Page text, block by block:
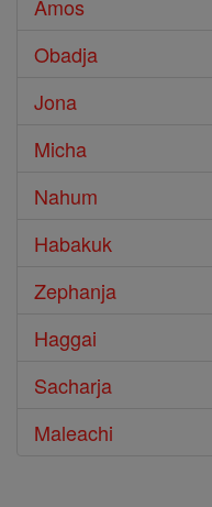
Amos
Obadja
Jona
Micha
Nahum
Habakuk
Zephanja
Haggai
Sacharja
Maleachi